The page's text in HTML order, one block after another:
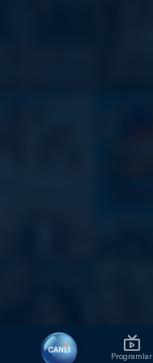
CANLI
Programlar